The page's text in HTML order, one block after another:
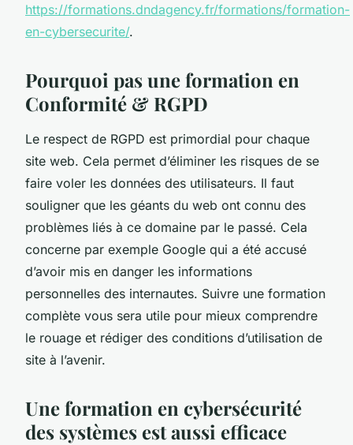
https://formations.dndagency.fr/formations/formation-
en-cybersecurite/.
Pourquoi pas une formation en
Conformité & RGPD
Le respect de RGPD est primordial pour chaque
site web. Cela permet d’éliminer les risques de se
faire voler les données des utilisateurs. Il faut
souligner que les géants du web ont connu des
problèmes liés à ce domaine par le passé. Cela
concerne par exemple Google qui a été accusé
d’avoir mis en danger les informations
personnelles des internautes. Suivre une formation
complète vous sera utile pour mieux comprendre
le rouage et rédiger des conditions d’utilisation de
site à l’avenir.
Une formation en cybersécurité
des systèmes est aussi efficace